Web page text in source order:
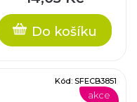
Do košíku
akce
Kód: SFECB3851